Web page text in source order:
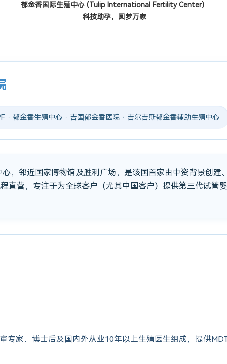
郁金香国际生殖中心 (Tulip International Fertility Center)
科技助孕，圆梦万家
· 郁金香生殖中心 · 吉国郁金香医院 · 吉尔吉斯郁金香辅助生殖中心
，邻近国家博物馆及胜利广场，是该国首家由中资背景创建
直营，专注于为全球客户（尤其中国客户）提供第三代试管
专家、博士后及国内外从业10年以上生殖医生组成，提供